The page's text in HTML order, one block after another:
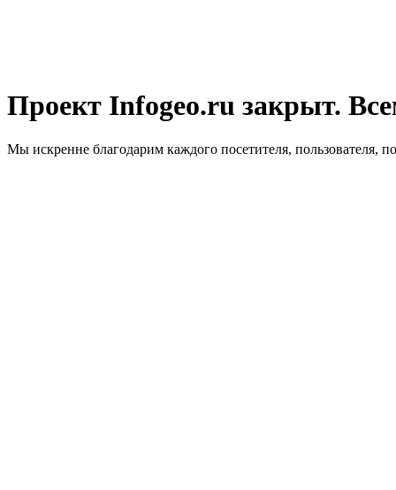
Проект Infogeo.ru закрыт.
Мы искренне благодарим каждого посетителя, пользователя,